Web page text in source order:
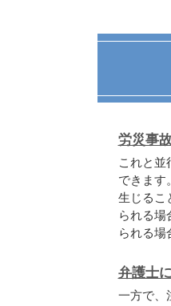
労災事
これと並
できます
生じるこ
られる場
られる場
弁護士
一方で、